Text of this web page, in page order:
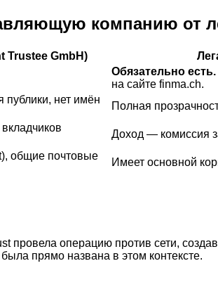
компанию от
Trustee GmbH)
Обязательно есть.
на сайте finma.ch.
публики, нет имён
Полная
Доход — комиссия
общие почтовые
Имеет основной
провела операцию против сети,
прямо названа в этом контексте.